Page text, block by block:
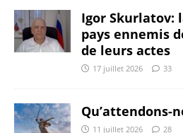
Igor Skurlatov:
pays ennemis
de leurs actes
17 juillet 2026 33
Qu’attendons-
11 juillet 2026 28